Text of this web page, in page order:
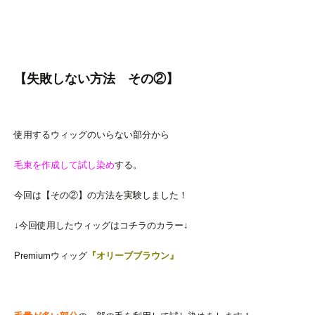
【失敗しない方法 その②】
使用するウィッグのいらない部分から
毛束を作成して試し染めする。
今回は【その②】の方法を実験しました！
↓今回使用したウィッグはコチラのカラー↓
Premiumウィッグ 『オリーブブラウン』